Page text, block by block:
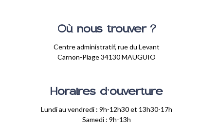
Où nous trouver ?
Centre administratif, rue du Levant
Carnon-Plage 34130 MAUGUIO
Horaires d'ouverture
Lundi au vendredi : 9h-12h30 et 13h30-17h
Samedi : 9h-13h